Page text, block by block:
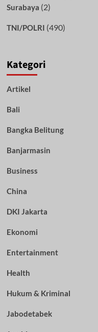
Surabaya (2)
TNI/POLRI (490)
Kategori
Artikel
Bali
Bangka Belitung
Banjarmasin
Business
China
DKI Jakarta
Ekonomi
Entertainment
Health
Hukum & Kriminal
Jabodetabek